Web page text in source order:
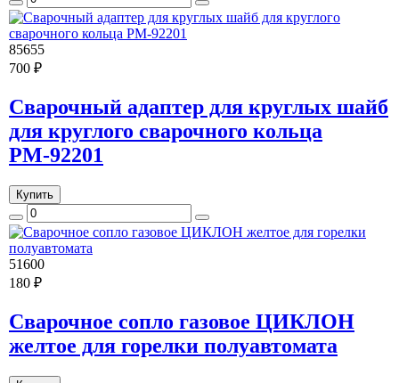
85655
700 ₽
Сварочный адаптер для круглых шайб
для круглого сварочного кольца
РМ-92201
Купить
51600
180 ₽
Сварочное сопло газовое ЦИКЛОН
желтое для горелки полуавтомата